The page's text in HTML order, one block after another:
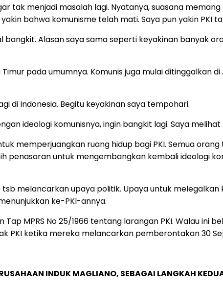
tak menjadi masalah lagi. Nyatanya, suasana
bahwa komunisme telah mati. Saya pun yakin PKI
Alasan saya sama seperti keyakinan banyak
pada umumnya. Komunis juga mulai ditinggalkan
di Indonesia. Begitu keyakinan saya tempohari.
ideologi komunisnya, ingin bangkit lagi. Saya
memperjuangkan ruang hidup bagi PKI. Semua
untuk mengembangkan kembali ideologi
melancarkan upaya politik. Upaya untuk
ke-PKI-annya.
MPRS No 25/1966 tentang larangan PKI. Walau ini
PKI ketika mereka melancarkan pemberontakan 30
INDUK MAGLIANO, SEBAGAI LANGKAH